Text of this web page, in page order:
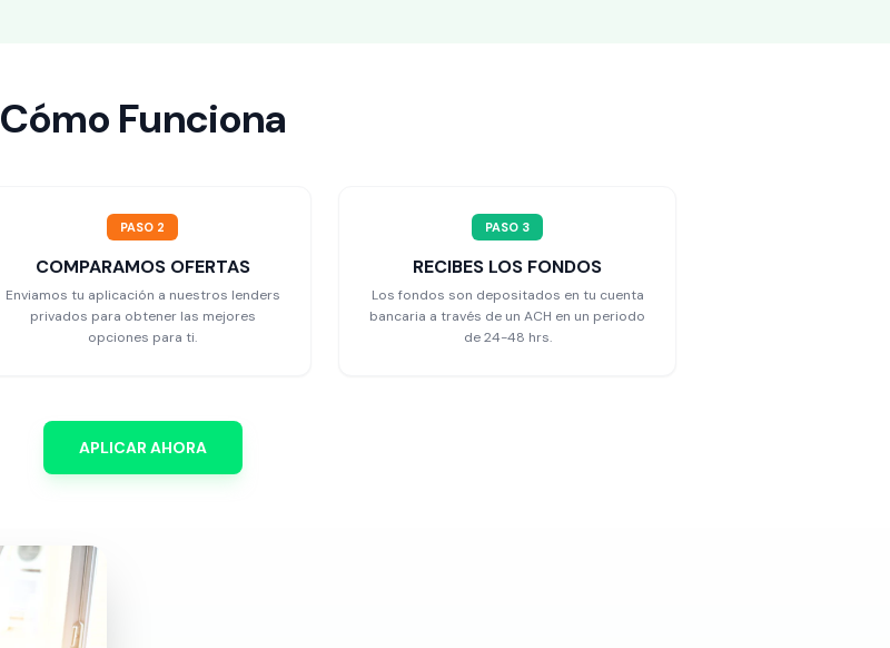
Cómo Funciona
PASO 2
COMPARAMOS OFERTAS
Enviamos tu aplicación a nuestros lenders
privados para obtener las mejores
opciones para ti.
PASO 3
RECIBES LOS FONDOS
Los fondos son depositados en tu cuenta
bancaria a través de un ACH en un periodo
de 24-48 hrs.
APLICAR AHORA